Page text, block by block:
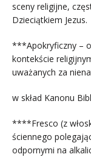
sceny religijne,
Dzieciątkiem Jezus.
***Apokryficzny –
kontekście
uważanych za
w skład Kanonu
****Fresco (z
ściennego
odpornymi na